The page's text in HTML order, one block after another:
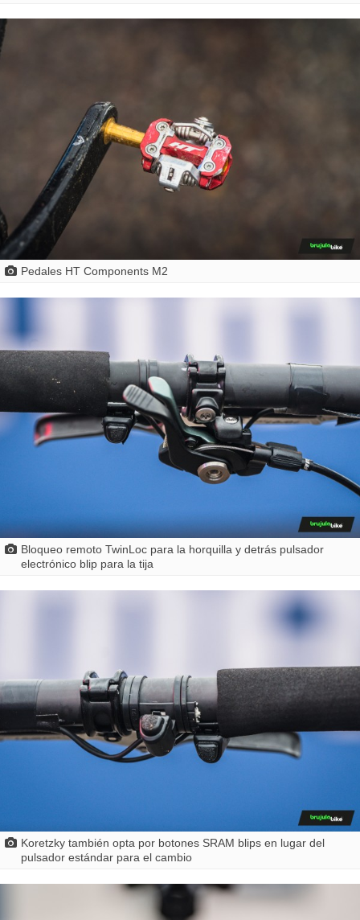
Pedales HT Components M2
Bloqueo remoto TwinLoc para la horquilla y detrás pulsador
electrónico blip para la tija
Koretzky también opta por botones SRAM blips en lugar del
pulsador estándar para el cambio